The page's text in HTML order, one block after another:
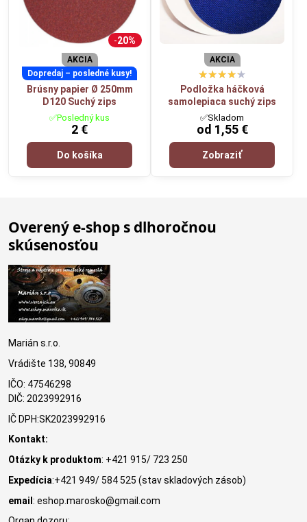
20%
AKCIA
Dopredaj – posledné kusy!
Brúsny papier Ø 250mm
D120 Suchý zips
✅Posledný kus
2 €
Do košíka
AKCIA
Podložka háčková
samolepiaca suchý zips
✅Skladom
od 1,55 €
Zobraziť
Overený e-shop s dlhoročnou
skúsenosťou
Marián s.r.o.
Vrádište 138, 90849
IČO: 47546298
DIČ: 2023992916
IČ DPH:SK2023992916
Kontakt:
Otázky k produktom: +421 915/ 723 250
Expedícia:+421 949/ 584 525 (stav skladových zásob)
email : eshop.marosko@gmail.com